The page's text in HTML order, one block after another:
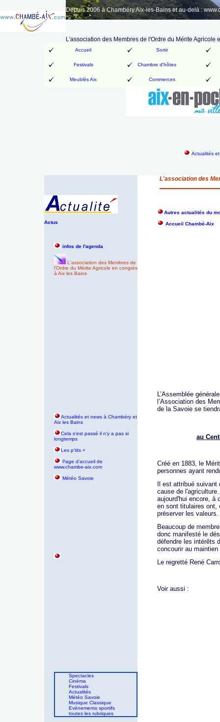
Depuis 2006 à Chambéry Aix-les-Bains et au-delà :
L'association des Membres de l'Ordre du Mérite Agricole
Accueil Sortir
Festivals Chambre d'hôtes
Meublés Aix Commerces
Actualités
L'association des
Actus
Autres actualités du
Accueil Chambé-Aix
infos de l'agenda
L'association des Membres de
l'Ordre du Mérite Agricole en congrès
à Aix les Bains
Actualités et news à Chambéry et
Aix les Bains
Cela s'est passé il n'y a pas si
longtemps
Les p'tits +
Page d'accueil de
www.chambe-aix.com
Météo Savoie
Spectacles
Cinéma
Festivals
Actualités
Météo Savoie
Musique Classique
Evènements sportifs
toutes les rubriques
L’Assemblée
l’Association des
de la Savoie se
au
Créé en 1883, le
personnes ayant
Il est attribué
cause de
aujourd'hui encore, à
en sont titulaires ont,
préserver les valeurs.
Beaucoup de
donc manifesté le
défendre les intérêts
concourir au
Le regretté René
Voir aussi :